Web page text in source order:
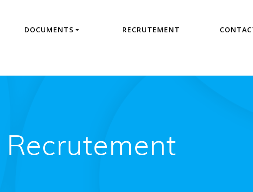
DOCUMENTS RECRUTEMENT
Recrutement